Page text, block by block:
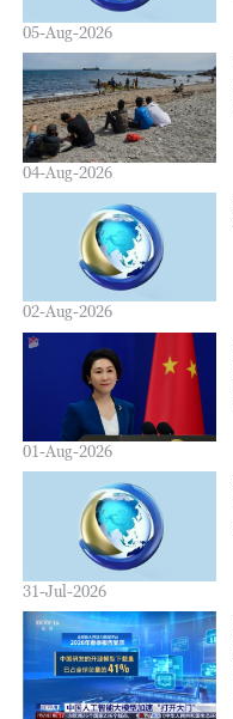
05-Aug-2026
04-Aug-2026
02-Aug-2026
01-Aug-2026
31-Jul-2026